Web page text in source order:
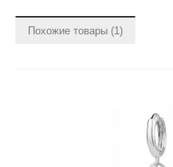
Похожие товары (1)